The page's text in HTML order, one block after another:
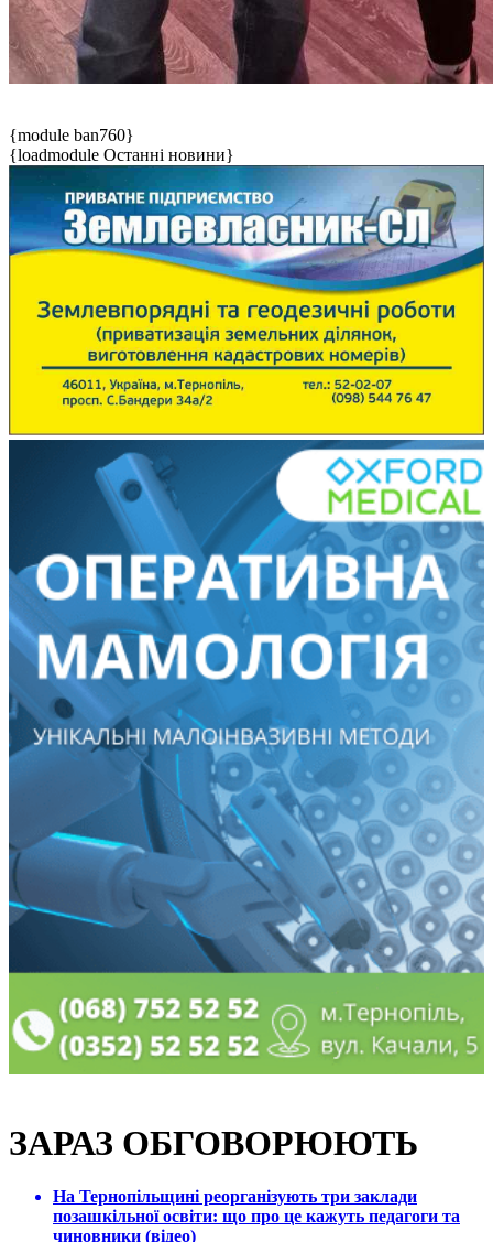
{module ban760}
{loadmodule Останні новини}
ЗАРАЗ ОБГОВОРЮЮТЬ
На Тернопільщині реорганізують три заклади
позашкільної освіти: що про це кажуть педагоги та
чиновники (відео)